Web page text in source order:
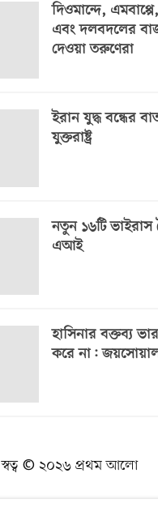
দিওমান্দে,
এবং দলবদলের
দেওয়া তরুণেরা
ইরান যুদ্ধ বন্ধের
যুক্তরাষ্ট্র
নতুন ১৬টি
এআই
হাসিনার বক্তব্য
করে না:
স্বত্ব © ২০২৬ প্রথম আলো